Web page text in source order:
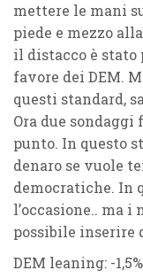
mettere le mani
piede e mezzo
il distacco è stato
favore dei DEM.
questi standard,
Ora due
punto. In questo
denaro se vuole
democratiche. In
l’occasione.. ma i
possibile inserire
DEM leaning: -1,5%